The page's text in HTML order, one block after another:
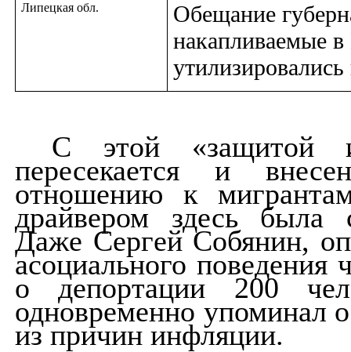
Липецкая обл.
Обещание
накапливаемые
С этой «защитой
пересекается и
отношению к
драйвером здесь была
Даже Сергей Собянин,
асоциального
о депортации 200
одновременно упоминал
из причин инфляции.